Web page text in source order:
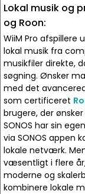
Lokal musik og
og Roon:
WiiM Pro afspillere
lokal musik fra
musikfiler direkte,
søgning. Ønsker
med det
som certificeret
brugere, der
SONOS har sin
via SONOS appen
lokale netværk.
væsentligt i flere
moderne og
kombinere lokale